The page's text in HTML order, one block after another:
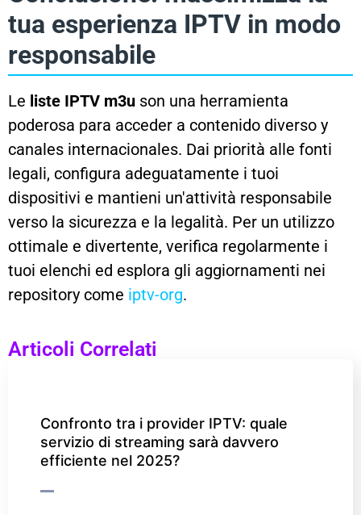
tua esperienza IPTV in modo
responsabile
Le liste IPTV m3u son una herramienta
poderosa para acceder a contenido diverso y
canales internacionales. Dai priorità alle fonti
legali, configura adeguatamente i tuoi
dispositivi e mantieni un'attività responsabile
verso la sicurezza e la legalità. Per un utilizzo
ottimale e divertente, verifica regolarmente i
tuoi elenchi ed esplora gli aggiornamenti nei
repository come iptv-org.
Articoli Correlati
Confronto tra i provider IPTV: quale
servizio di streaming sarà davvero
efficiente nel 2025?